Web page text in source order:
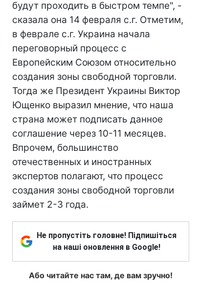
будут проходить в быстром темпе", -
сказала она 14 февраля с.г. Отметим,
в феврале с.г. Украина начала
переговорный процесс с
Европейским Союзом относительно
создания зоны свободной торговли.
Тогда же Президент Украины Виктор
Ющенко выразил мнение, что наша
страна может подписать данное
соглашение через 10-11 месяцев.
Впрочем, большинство
отечественных и иностранных
экспертов полагают, что процесс
создания зоны свободной торговли
займет 2-3 года.
Не пропустіть головне! Підпишіться
на наші оновлення в Google!
Або читайте нас там, де вам зручно!